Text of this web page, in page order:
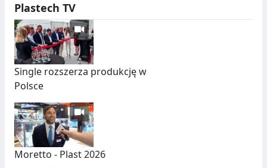
Plastech TV
Single rozszerza produkcję w
Polsce
Moretto - Plast 2026